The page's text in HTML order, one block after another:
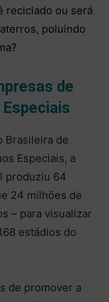
reciclado ou será
poluindo
de
Brasileira de
Especiais, a
produziu 64
24 milhões de
– para visualizar
estádios do
de promover a